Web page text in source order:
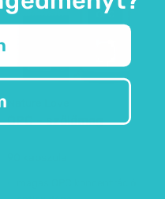
OPC - szőlőmag